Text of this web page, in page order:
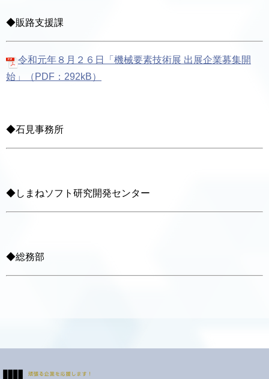
◆販路支援課
令和元年８月２６日「機械要素技術展 出展企業募集開
始」（PDF：292kB）
◆石見事務所
◆しまねソフト研究開発センター
◆総務部